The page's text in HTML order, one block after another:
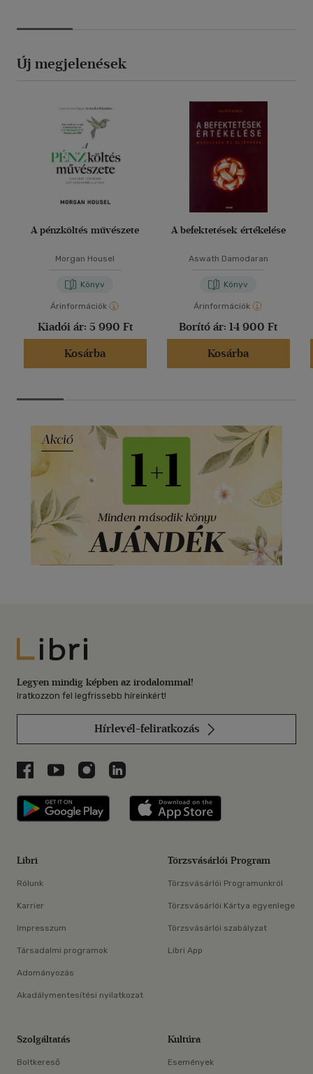
Új megjelenések
A pénzköltés művészete
Morgan Housel
Könyv
Árinformációk
Kiadói ár: 5 990 Ft
Kosárba
A befektetések értékelése
Aswath Damodaran
Könyv
Árinformációk
Borító ár: 14 900 Ft
Kosárba
Libri
Legyen mindig képben az irodalommal!
Iratkozzon fel legfrissebb híreinkért!
Hírlevél-feliratkozás
Libri a Facebookon
Libri a Youtube-on
Libri az Instagramon
Libri a LinkedInen
Libri applikáció Szerezd meg: Google
Libri
Rólunk
Karrier
Impresszum
Társadalmi programok
Adományozás
Akadálymentesítési nyilatkozat
Törzsvásárlói Program
Törzsvásárlói Programunkról
Törzsvásárlói Kártya egyenlege
Törzsvásárlói szabályzat
Libri App
Szolgáltatás
Boltkereső
Kultúra
Események